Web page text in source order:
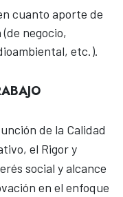
cuanto aporte de
negocio,
etc.).
de la Calidad
el Rigor y
social y alcance
en el enfoque